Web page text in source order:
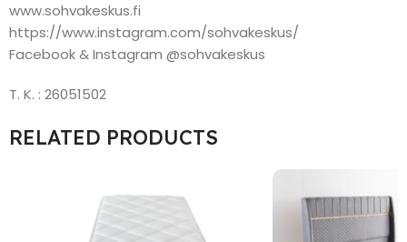
www.sohvakeskus.fi
https://www.instagram.com/sohvakeskus/
Facebook & Instagram @sohvakeskus
T. K. : 26051502
RELATED PRODUCTS